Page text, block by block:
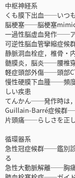
中枢神経系
くも膜下出血──いつ
脳梗塞──脳梗塞
一過性脳虚血発作──ア
可逆性脳血管攣縮症候
静脈洞血栓症，椎骨・
髄膜炎，脳炎──腰椎
軽症頭部外傷──頭部
慢性硬膜下血腫──頻
しい疾患
てんかん──発作時は
Guillain-Barré症候群
片頭痛──らしさを正
循環器系
急性冠症候群──鑑別
る
急性大動脈解離──胸痛